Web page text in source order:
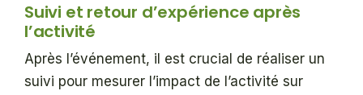
Suivi et retour d’expérience après
l’activité
Après l’événement, il est crucial de réaliser un
suivi pour mesurer l’impact de l’activité sur